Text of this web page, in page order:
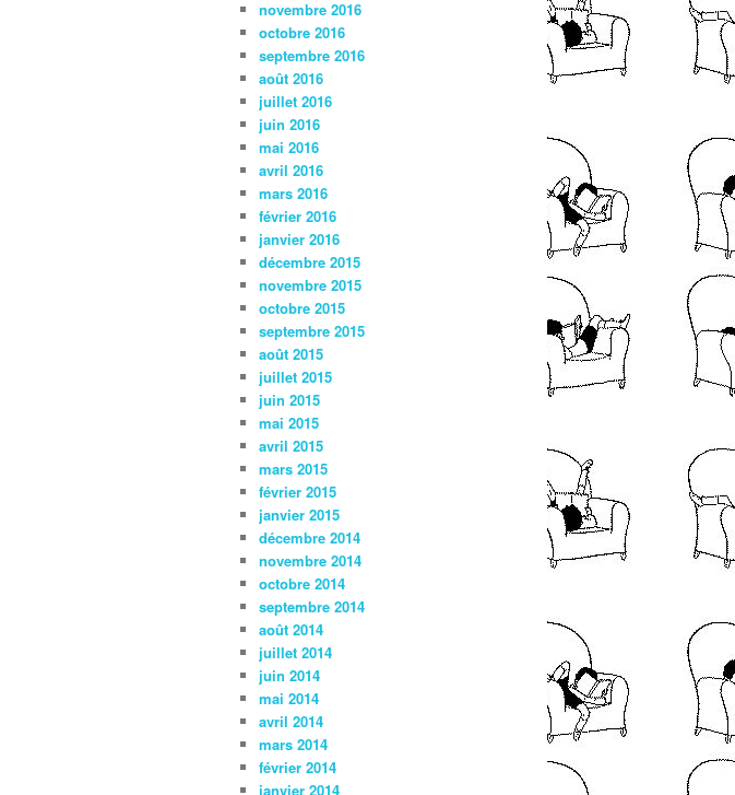
novembre 2016
octobre 2016
septembre 2016
août 2016
juillet 2016
juin 2016
mai 2016
avril 2016
mars 2016
février 2016
janvier 2016
décembre 2015
novembre 2015
octobre 2015
septembre 2015
août 2015
juillet 2015
juin 2015
mai 2015
avril 2015
mars 2015
février 2015
janvier 2015
décembre 2014
novembre 2014
octobre 2014
septembre 2014
août 2014
juillet 2014
juin 2014
mai 2014
avril 2014
mars 2014
février 2014
janvier 2014